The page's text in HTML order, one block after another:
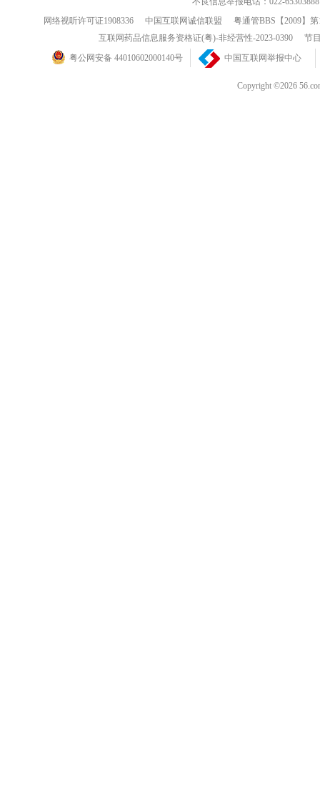
网络视听许可证1908336
中国互联网诚信联盟
粤通管BBS【2009】
互联网药品信息服务资格证(粤)-非经营性-2023-0390
节
粤公网安备 44010602000140号
中国互联网举报中心
Copyright ©2026